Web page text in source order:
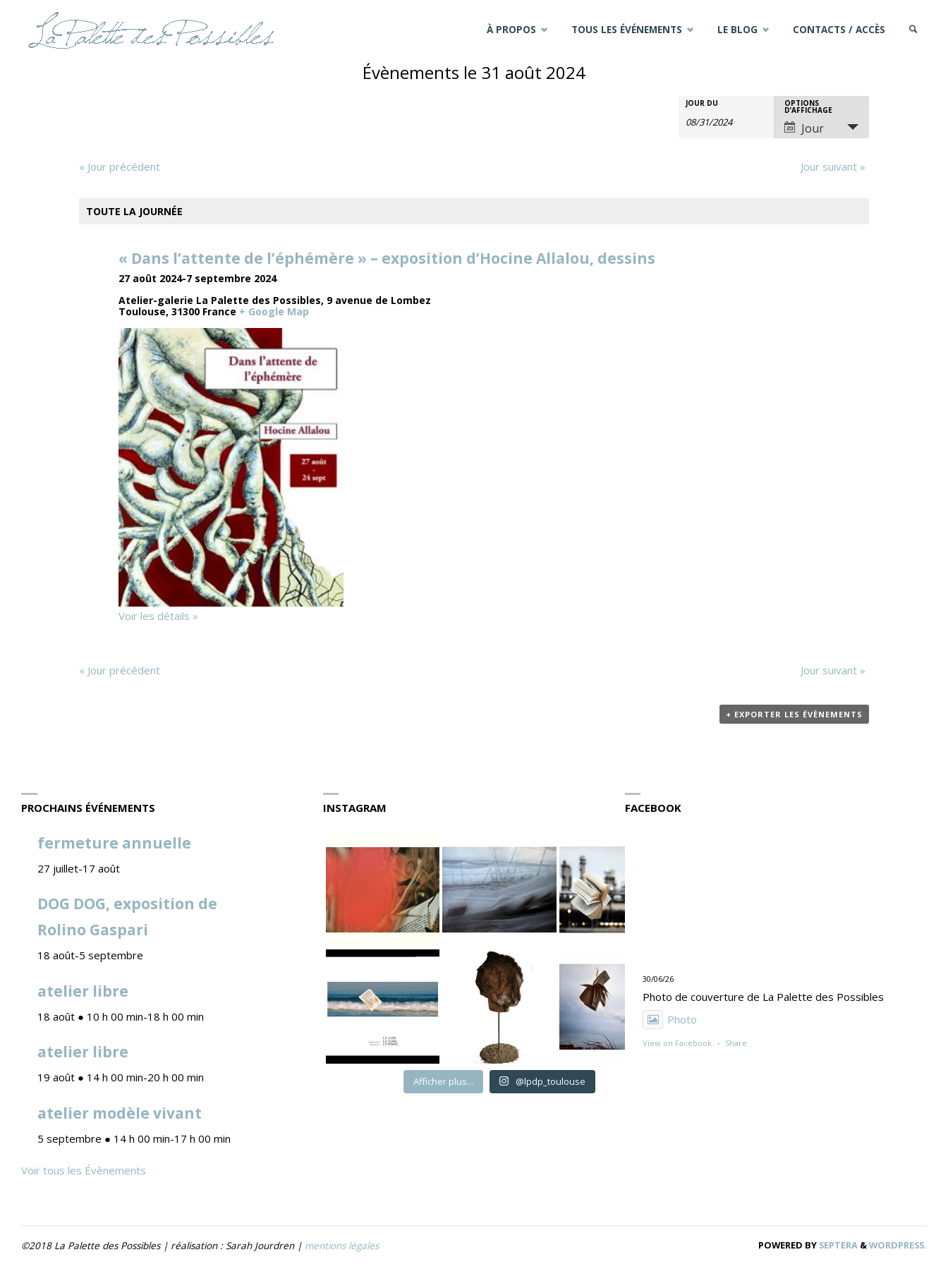
À PROPOS TOUS LES ÉVÉNEMENTS LE BLOG CONTACTS / ACCÈS
Évènements le 31 août 2024
Recherche
Rechercher
Évènements
JOUR DU
Navigation
OPTIONS
D’AFFICHAGE
Jour
« Jour précédent Jour suivant »
TOUTE LA JOURNÉE
« Dans l’attente de l’éphémère » – exposition d’Hocine Allalou, dessins
27 août 2024-7 septembre 2024
Atelier-galerie La Palette des Possibles, 9 avenue de Lombez
Toulouse, 31300 France + Google Map
Voir les détails »
« Jour précédent Jour suivant »
+ EXPORTER LES ÉVÈNEMENTS
PROCHAINS ÉVÉNEMENTS
fermeture annuelle
27 juillet-17 août
DOG DOG, exposition de
Rolino Gaspari
18 août-5 septembre
atelier libre
18 août ● 10 h 00 min-18 h 00 min
atelier libre
19 août ● 14 h 00 min-20 h 00 min
atelier modèle vivant
5 septembre ● 14 h 00 min-17 h 00 min
Voir tous les Évènements
INSTAGRAM
Afficher plus... @lpdp_toulouse
FACEBOOK
30/06/26
Photo de couverture de La Palette des Possibles
Photo
View on Facebook · Share
©2018 La Palette des Possibles | réalisation : Sarah Jourdren | mentions légales POWERED BY SEPTERA &WORDPRESS.